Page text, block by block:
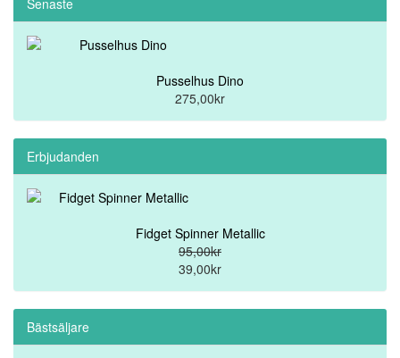
Senaste
Pusselhus Dino
275,00kr
Erbjudanden
Fidget Spinner Metallic
95,00kr
39,00kr
Bästsäljare